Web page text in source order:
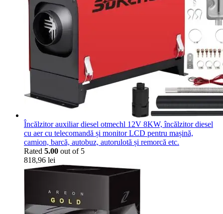
Încălzitor auxiliar diesel otmechl 12V 8KW, încălzitor diesel
cu aer cu telecomandă și monitor LCD pentru mașină,
camion, barcă, autobuz, autorulotă și remorcă etc.
Rated 5.00 out of 5
818,96 lei